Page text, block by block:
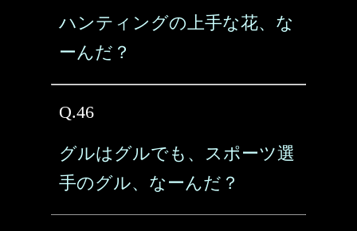
ハンティングの上手な花、な
ーんだ？
Q.46
グルはグルでも、スポーツ選
手のグル、なーんだ？